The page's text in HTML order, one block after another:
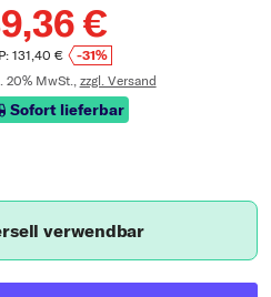
€
131,40 €
-31%
20% MwSt.,zzgl. Versand
Sofort lieferbar
verwendbar